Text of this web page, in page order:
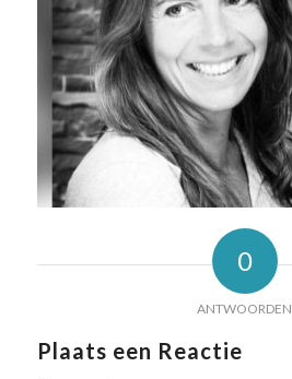
0
ANTWOORDEN
Plaats een Reactie